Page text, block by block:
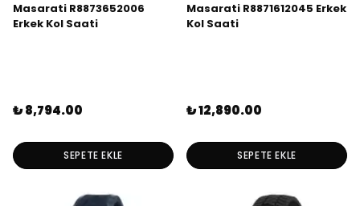
Masarati R8873652006
Erkek Kol Saati
₺ 8,794.00
SEPETE EKLE
Masarati R8871612045 Erkek
Kol Saati
₺ 12,890.00
SEPETE EKLE